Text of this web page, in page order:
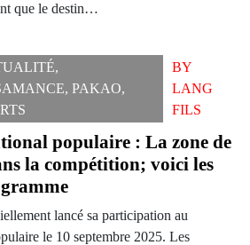
que le destin…
,
, PAKAO,
BY
LANG
FILS
populaire : La zone de
la compétition; voici les
lancé sa participation au
le 10 septembre 2025. Les